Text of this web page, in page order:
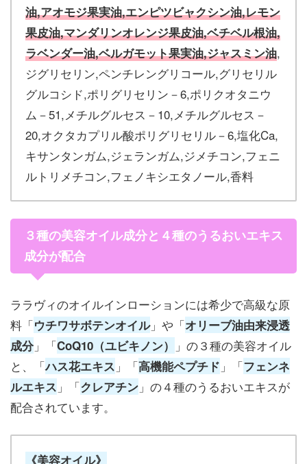
油,アオモジ果実油,エンピツビャクシン油,レモン
果皮油,マンダリンオレンジ果皮油,ベチベル根油,
ラベンダー油,ベルガモット果実油,ジャスミン油,
ジグリセリン,ペンチレングリコール,グリセリル
グルコシド,ポリグリセリン－6,ポリクオタニウ
ム－51,メチルグルセス－10,メチルグルセス－
20,オクタカプリル酸ポリグリセリル－6,塩化Ca,
キサンタンガム,ジェランガム,ジメチコン,フェニ
ルトリメチコン,フェノキシエタノール,香料
３種の美容オイル成分と４種のうるおいエキス
成分が配合
ララヴィのオイルインローションには希少で高級な原
料「ウチワサボテンオイル」や「オリーブ油由来浸透
成分 」「CoQ10（ユビキノン）
」の３種の美容オイル
と、「ハス花エキス 」「高機能ペプチド 」「フェンネ
ルエキス 」「クレアチン 」の４種のうるおいエキスが
配合されています。
《美容オイル》